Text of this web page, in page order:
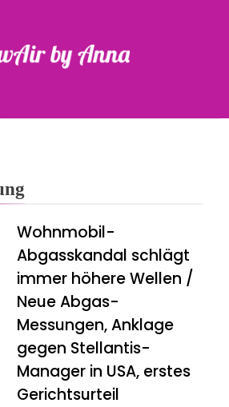
Wohnmobil-
Abgasskandal schlägt
immer höhere Wellen /
Neue Abgas-
Messungen, Anklage
gegen Stellantis-
Manager in USA, erstes
Gerichtsurteil